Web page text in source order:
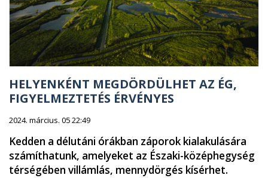
HELYENKÉNT MEGDÖRDÜLHET AZ ÉG,
FIGYELMEZTETÉS ÉRVÉNYES
2024. március. 05 22:49
Kedden a délutáni órákban záporok kialakulására
számíthatunk, amelyeket az Északi-középhegység
térségében villámlás, mennydörgés kísérhet.